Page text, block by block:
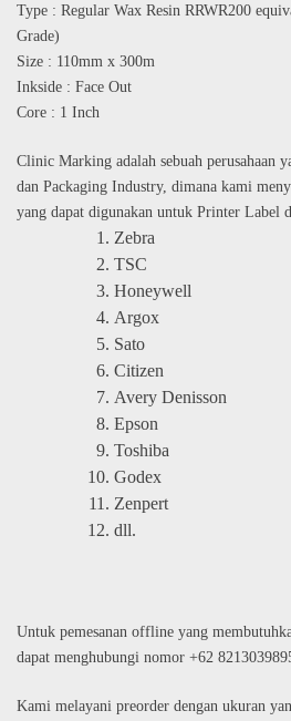
Type : Regular Wax Resin RRWR200
Grade)
Size : 110mm x 300m
Inkside : Face Out
Core : 1 Inch
Clinic Marking adalah sebuah perusahaan
dan Packaging Industry, dimana kami
yang dapat digunakan untuk Printer Label
Zebra
TSC
Honeywell
Argox
Sato
Citizen
Avery Denisson
Epson
Toshiba
Godex
Zenpert
dll.
Untuk pemesanan offline yang
dapat menghubungi nomor +62
Kami melayani preorder dengan ukuran